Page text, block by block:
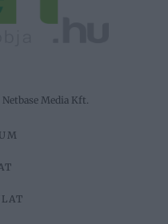
Media Kft.